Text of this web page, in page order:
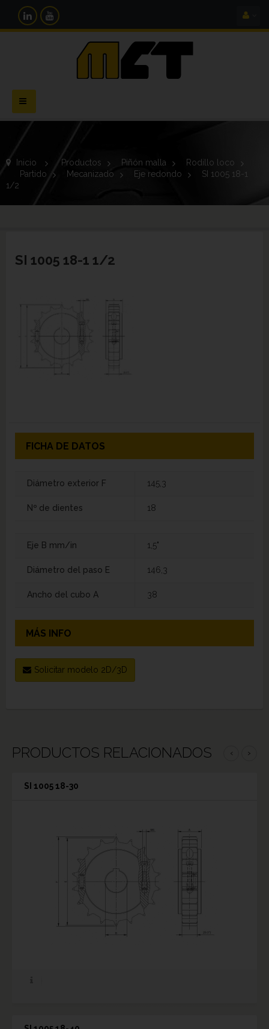
Navegación
Toggle
Inicio > Productos > Piñón malla >
Rodillo loco
Partido > Mecanizado > Eje redondo >
SI 1005 18-1
1/2
SI 1005 18-1 1/2
FICHA DE DATOS
Diámetro exterior F 145,3
Nº de dientes 18
Eje B mm/in 1,5"
Diámetro del paso E 146,3
Ancho del cubo A 38
MÁS INFO
Solicitar modelo 2D/3D
PRODUCTOS RELACIONADOS ‹ ›
SI 1005 18-30